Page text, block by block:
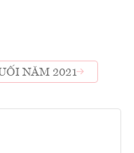
NĂM 2021